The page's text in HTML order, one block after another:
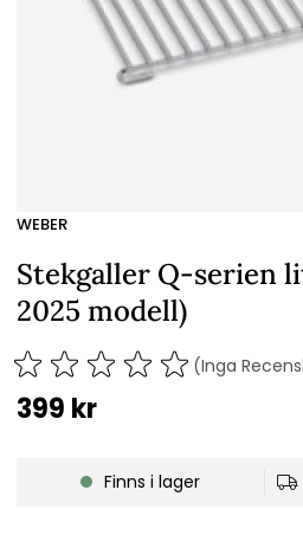
WEBER
Stekgaller Q-serien
2025 modell)
(Inga
399 kr
Finns i lager